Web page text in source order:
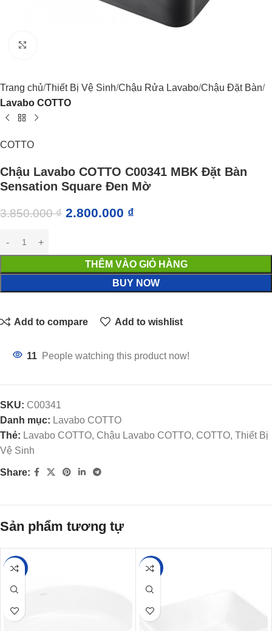
Trang chủ Thiết Bị Vệ Sinh Chậu Rửa Lavabo Chậu Đặt Bàn
Lavabo COTTO
COTTO
Chậu Lavabo COTTO C00341 MBK Đặt Bàn
Sensation Square Đen Mờ
3.850.000₫ 2.800.000 ₫
THÊM VÀO GIỎ HÀNG
BUY NOW
Add to compare Add to wishlist
11 People watching this product now!
SKU: C00341
Danh mục: Lavabo COTTO
Thẻ: Lavabo COTTO, Chậu Lavabo COTTO, COTTO, Thiết Bị
Vệ Sinh
Share:
Sản phẩm tương tự
-21% -21%